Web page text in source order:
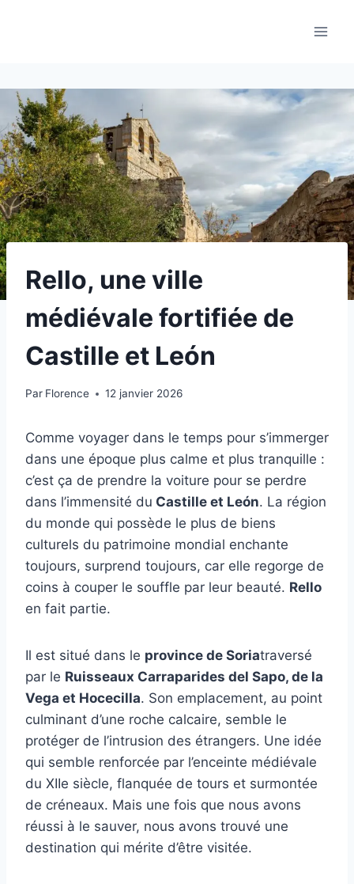
Rello, une ville
médiévale fortifiée de
Castille et León
Par Florence 12 janvier 2026
Comme voyager dans le temps pour s’immerger
dans une époque plus calme et plus tranquille :
c’est ça de prendre la voiture pour se perdre
dans l’immensité du Castille et León. La région
du monde qui possède le plus de biens
culturels du patrimoine mondial enchante
toujours, surprend toujours, car elle regorge de
coins à couper le souffle par leur beauté. Rello
en fait partie.
Il est situé dans le province de Soriatraversé
par le Ruisseaux Carraparides del Sapo, de la
Vega et Hocecilla. Son emplacement, au point
culminant d’une roche calcaire, semble le
protéger de l’intrusion des étrangers. Une idée
qui semble renforcée par l’enceinte médiévale
du XIIe siècle, flanquée de tours et surmontée
de créneaux. Mais une fois que nous avons
réussi à le sauver, nous avons trouvé une
destination qui mérite d’être visitée.